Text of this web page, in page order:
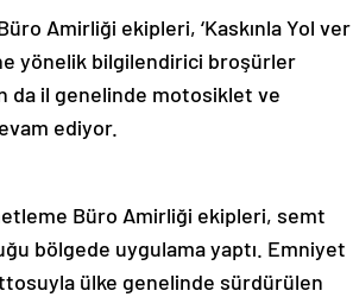
Amirliği ekipleri, ‘Kaskınla Yol ver
yönelik bilgilendirici broşürler
da il genelinde motosiklet ve
ediyor.
Büro Amirliği ekipleri, semt
bölgede uygulama yaptı. Emniyet
ülke genelinde sürdürülen